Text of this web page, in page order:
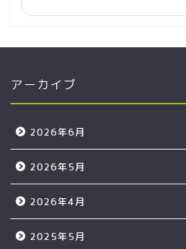
アーカイブ
2026年6月
2026年5月
2026年4月
2025年5月